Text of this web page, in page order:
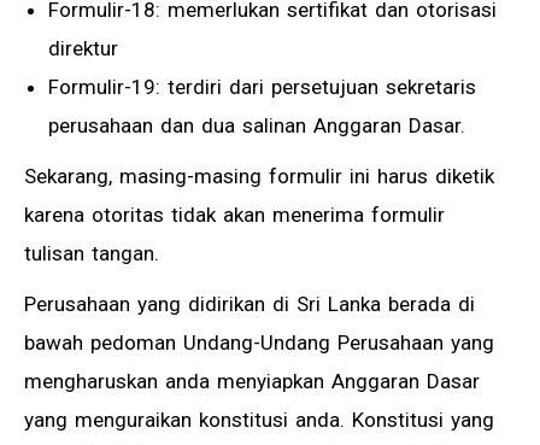
Formulir-18: memerlukan sertifikat dan otorisasi
direktur
Formulir-19: terdiri dari persetujuan sekretaris
perusahaan dan dua salinan Anggaran Dasar.
Sekarang, masing-masing formulir ini harus diketik
karena otoritas tidak akan menerima formulir
tulisan tangan.
Perusahaan yang didirikan di Sri Lanka berada di
bawah pedoman Undang-Undang Perusahaan yang
mengharuskan anda menyiapkan Anggaran Dasar
yang menguraikan konstitusi anda. Konstitusi yang